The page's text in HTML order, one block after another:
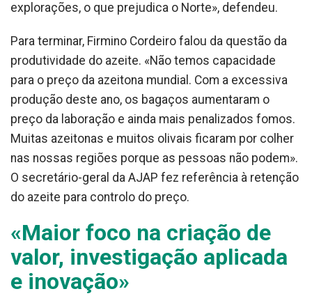
explorações, o que prejudica o Norte», defendeu.
Para terminar, Firmino Cordeiro falou da questão da
produtividade do azeite. «Não temos capacidade
para o preço da azeitona mundial. Com a excessiva
produção deste ano, os bagaços aumentaram o
preço da laboração e ainda mais penalizados fomos.
Muitas azeitonas e muitos olivais ficaram por colher
nas nossas regiões porque as pessoas não podem».
O secretário-geral da AJAP fez referência à retenção
do azeite para controlo do preço.
«Maior foco na criação de
valor, investigação aplicada
e inovação»